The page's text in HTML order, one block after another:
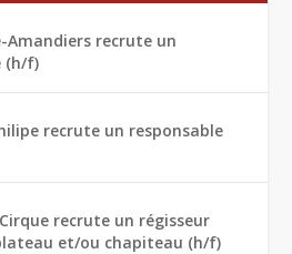
recrute un
(h/f)
recrute un responsable
recrute un régisseur
et/ou chapiteau (h/f)